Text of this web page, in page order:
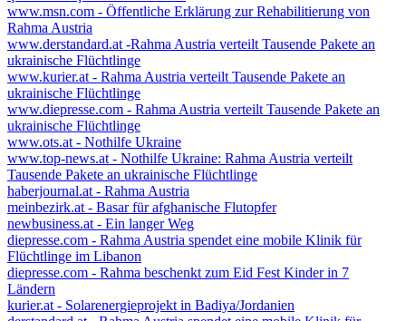
www.msn.com - Öffentliche Erklärung zur Rehabilitierung von
Rahma Austria
www.derstandard.at -Rahma Austria verteilt Tausende Pakete an
ukrainische Flüchtlinge
www.kurier.at - Rahma Austria verteilt Tausende Pakete an
ukrainische Flüchtlinge
www.diepresse.com - Rahma Austria verteilt Tausende Pakete an
ukrainische Flüchtlinge
www.ots.at - Nothilfe Ukraine
www.top-news.at - Nothilfe Ukraine: Rahma Austria verteilt
Tausende Pakete an ukrainische Flüchtlinge
haberjournal.at - Rahma Austria
meinbezirk.at - Basar für afghanische Flutopfer
newbusiness.at - Ein langer Weg
diepresse.com - Rahma Austria spendet eine mobile Klinik für
Flüchtlinge im Libanon
diepresse.com - Rahma beschenkt zum Eid Fest Kinder in 7
Ländern
kurier.at - Solarenergieprojekt in Badiya/Jordanien